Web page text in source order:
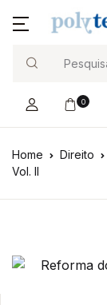
0
Home Direito
Vol. II